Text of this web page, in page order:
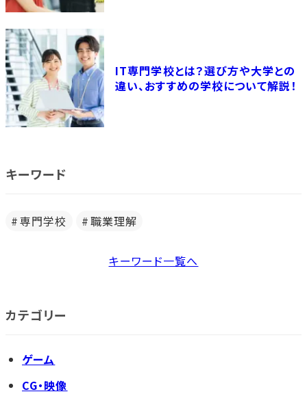
IT専門学校とは？選び方や大学との
違い、おすすめの学校について解説！
キーワード
専門学校 職業理解
キーワード一覧へ
カテゴリー
ゲーム
CG・映像